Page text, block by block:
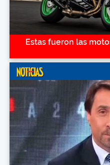
Estas fueron las